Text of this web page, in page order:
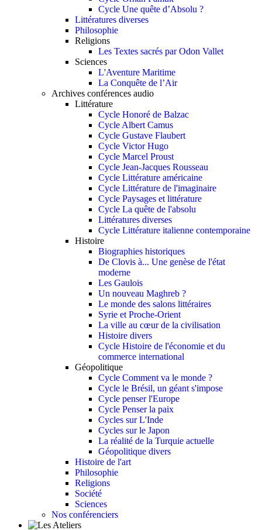
Cycle Une quête d’Absolu ?
Littératures diverses
Philosophie
Religions
Les Textes sacrés par Odon Vallet
Sciences
L'Aventure Maritime
La Conquête de l’Air
Archives conférences audio
Littérature
Cycle Honoré de Balzac
Cycle Albert Camus
Cycle Gustave Flaubert
Cycle Victor Hugo
Cycle Marcel Proust
Cycle Jean-Jacques Rousseau
Cycle Littérature américaine
Cycle Littérature de l'imaginaire
Cycle Paysages et littérature
Cycle La quête de l'absolu
Littératures diverses
Cycle Littérature italienne contemporaine
Histoire
Biographies historiques
De Clovis à... Une genèse de l'état
moderne
Les Gaulois
Un nouveau Maghreb ?
Le monde des salons littéraires
Syrie et Proche-Orient
La ville au cœur de la civilisation
Histoire divers
Cycle Histoire de l'économie et du
commerce international
Géopolitique
Cycle Comment va le monde ?
Cycle le Brésil, un géant s'impose
Cycle penser l'Europe
Cycle Penser la paix
Cycles sur L'Inde
Cycles sur le Japon
La réalité de la Turquie actuelle
Géopolitique divers
Histoire de l'art
Philosophie
Religions
Société
Sciences
Nos conférenciers